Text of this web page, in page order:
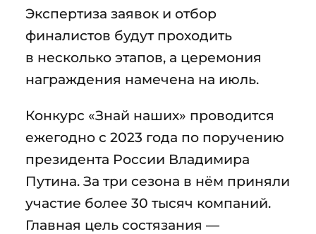
Экспертиза заявок и отбор
финалистов будут проходить
в несколько этапов, а церемония
награждения намечена на июль.
Конкурс «Знай наших» проводится
ежегодно с 2023 года по поручению
президента России Владимира
Путина. За три сезона в нём приняли
участие более 30 тысяч компаний.
Главная цель состязания —